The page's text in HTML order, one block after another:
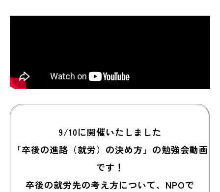
9/10に開催いたしました
「卒後の進路（就労）の決め方」の勉強会動画
です！
卒後の就労先の考え方について、NPOで